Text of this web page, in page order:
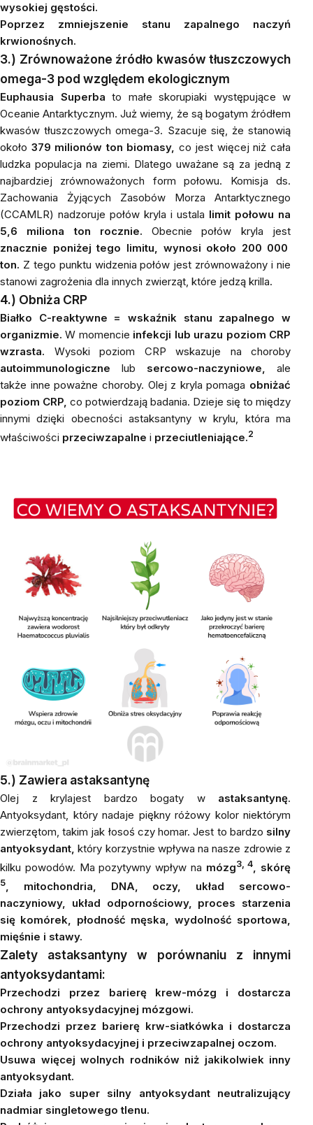
wysokiej gęstości.
Poprzez zmniejszenie stanu zapalnego naczyń
krwionośnych.
3.) Zrównoważone źródło kwasów tłuszczowych
omega-3 pod względem ekologicznym
Euphausia Superba to małe skorupiaki występujące w
Oceanie Antarktycznym. Już wiemy, że są bogatym źródłem
kwasów tłuszczowych omega-3. Szacuje się, że stanowią
około 379 milionów ton biomasy, co jest więcej niż cała
ludzka populacja na ziemi. Dlatego uważane są za jedną z
najbardziej zrównoważonych form połowu. Komisja ds.
Zachowania Żyjących Zasobów Morza Antarktycznego
(CCAMLR) nadzoruje połów kryla i ustala limit połowu na
5,6 miliona ton rocznie. Obecnie połów kryla jest
znacznie poniżej tego limitu, wynosi około 200 000
ton. Z tego punktu widzenia połów jest zrównoważony i nie
stanowi zagrożenia dla innych zwierząt, które jedzą krilla.
4.) Obniża CRP
Białko C-reaktywne = wskaźnik stanu zapalnego w
organizmie. W momencie infekcji lub urazu poziom CRP
wzrasta. Wysoki poziom CRP wskazuje na choroby
autoimmunologiczne lub sercowo-naczyniowe, ale
także inne poważne choroby. Olej z kryla pomaga obniżać
poziom CRP, co potwierdzają badania. Dzieje się to między
innymi dzięki obecności astaksantyny w krylu, która ma
właściwości przeciwzapalne i przeciutleniające.2
5.) Zawiera astaksantynę
Olej z krylajest bardzo bogaty w astaksantynę.
Antyoksydant, który nadaje piękny różowy kolor niektórym
zwierzętom, takim jak łosoś czy homar. Jest to bardzo silny
antyoksydant, który korzystnie wpływa na nasze zdrowie z
kilku powodów. Ma pozytywny wpływ na mózg3, 4, skórę
5, mitochondria, DNA, oczy, układ sercowo-
naczyniowy, układ odpornościowy, proces starzenia
się komórek, płodność męska, wydolność sportowa,
mięśnie i stawy.
Zalety astaksantyny w porównaniu z innymi
antyoksydantami:
Przechodzi przez barierę krew-mózg i dostarcza
ochrony antyoksydacyjnej mózgowi.
Przechodzi przez barierę krw-siatkówka i dostarcza
ochrony antyoksydacyjnej i przeciwzapalnej oczom.
Usuwa więcej wolnych rodników niż jakikolwiek inny
antyoksydant.
Działa jako super silny antyoksydant neutralizujący
nadmiar singletowego tlenu.